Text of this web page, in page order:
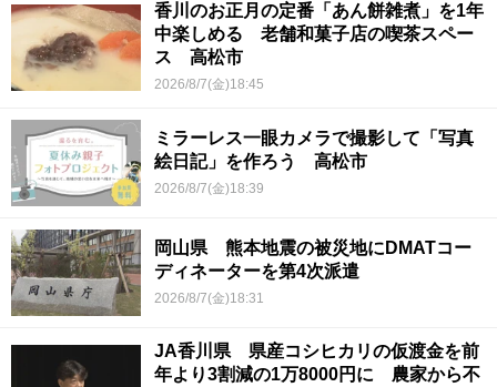
香川のお正月の定番「あん餅雑煮」を1年
中楽しめる 老舗和菓子店の喫茶スペー
ス 高松市
2026/8/7(金)18:45
ミラーレス一眼カメラで撮影して「写真
絵日記」を作ろう 高松市
2026/8/7(金)18:39
岡山県 熊本地震の被災地にDMATコー
ディネーターを第4次派遣
2026/8/7(金)18:31
JA香川県 県産コシヒカリの仮渡金を前
年より3割減の1万8000円に 農家から不